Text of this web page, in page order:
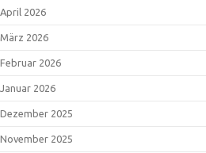
April 2026
März 2026
Februar 2026
Januar 2026
Dezember 2025
November 2025